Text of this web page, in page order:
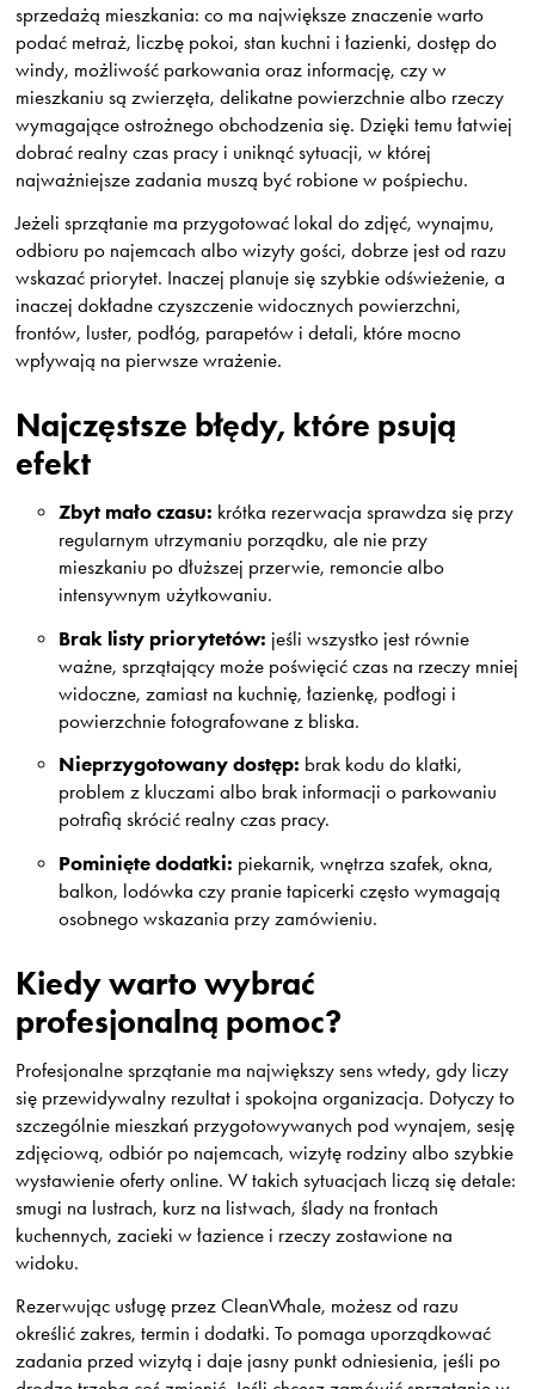
sprzedażą mieszkania: co ma największe znaczenie warto
podać metraż, liczbę pokoi, stan kuchni i łazienki, dostęp do
windy, możliwość parkowania oraz informację, czy w
mieszkaniu są zwierzęta, delikatne powierzchnie albo rzeczy
wymagające ostrożnego obchodzenia się. Dzięki temu łatwiej
dobrać realny czas pracy i uniknąć sytuacji, w której
najważniejsze zadania muszą być robione w pośpiechu.
Jeżeli sprzątanie ma przygotować lokal do zdjęć, wynajmu,
odbioru po najemcach albo wizyty gości, dobrze jest od razu
wskazać priorytet. Inaczej planuje się szybkie odświeżenie, a
inaczej dokładne czyszczenie widocznych powierzchni,
frontów, luster, podłóg, parapetów i detali, które mocno
wpływają na pierwsze wrażenie.
Najczęstsze błędy, które psują
efekt
Zbyt mało czasu: krótka rezerwacja sprawdza się przy
regularnym utrzymaniu porządku, ale nie przy
mieszkaniu po dłuższej przerwie, remoncie albo
intensywnym użytkowaniu.
Brak listy priorytetów: jeśli wszystko jest równie
ważne, sprzątający może poświęcić czas na rzeczy mniej
widoczne, zamiast na kuchnię, łazienkę, podłogi i
powierzchnie fotografowane z bliska.
Nieprzygotowany dostęp: brak kodu do klatki,
problem z kluczami albo brak informacji o parkowaniu
potrafią skrócić realny czas pracy.
Pominięte dodatki: piekarnik, wnętrza szafek, okna,
balkon, lodówka czy pranie tapicerki często wymagają
osobnego wskazania przy zamówieniu.
Kiedy warto wybrać
profesjonalną pomoc?
Profesjonalne sprzątanie ma największy sens wtedy, gdy liczy
się przewidywalny rezultat i spokojna organizacja. Dotyczy to
szczególnie mieszkań przygotowywanych pod wynajem, sesję
zdjęciową, odbiór po najemcach, wizytę rodziny albo szybkie
wystawienie oferty online. W takich sytuacjach liczą się detale:
smugi na lustrach, kurz na listwach, ślady na frontach
kuchennych, zacieki w łazience i rzeczy zostawione na
widoku.
Rezerwując usługę przez CleanWhale, możesz od razu
określić zakres, termin i dodatki. To pomaga uporządkować
zadania przed wizytą i daje jasny punkt odniesienia, jeśli po